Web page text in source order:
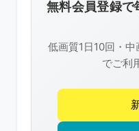
無料会員登録で
低画質1日10回・
でご利